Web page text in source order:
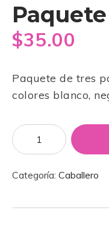
$35.00
Paquete de tres
colores blanco,
Categoría: Caballero